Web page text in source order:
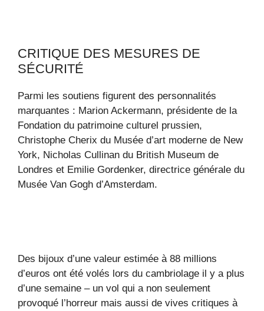
CRITIQUE DES MESURES DE
SÉCURITÉ
Parmi les soutiens figurent des personnalités
marquantes : Marion Ackermann, présidente de la
Fondation du patrimoine culturel prussien,
Christophe Cherix du Musée d’art moderne de New
York, Nicholas Cullinan du British Museum de
Londres et Emilie Gordenker, directrice générale du
Musée Van Gogh d’Amsterdam.
Des bijoux d’une valeur estimée à 88 millions
d’euros ont été volés lors du cambriolage il y a plus
d’une semaine – un vol qui a non seulement
provoqué l’horreur mais aussi de vives critiques à